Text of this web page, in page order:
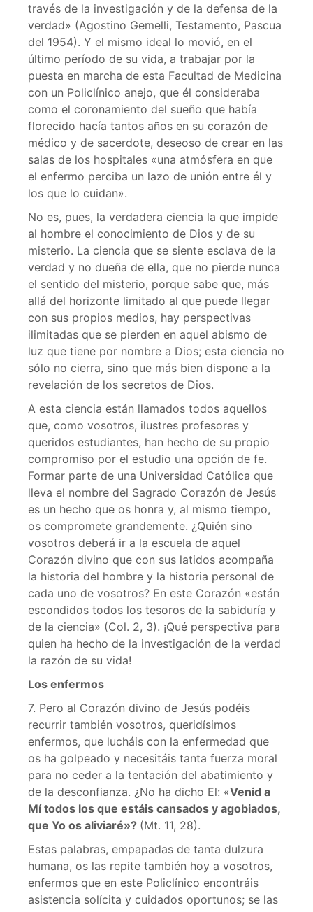
través de la investigación y de la defensa de la
verdad» (Agostino Gemelli, Testamento, Pascua
del 1954). Y el mismo ideal lo movió, en el
último período de su vida, a trabajar por la
puesta en marcha de esta Facultad de Medicina
con un Policlínico anejo, que él consideraba
como el coronamiento del sueño que había
florecido hacía tantos años en su corazón de
médico y de sacerdote, deseoso de crear en las
salas de los hospitales «una atmósfera en que
el enfermo perciba un lazo de unión entre él y
los que lo cuidan».
No es, pues, la verdadera ciencia la que impide
al hombre el conocimiento de Dios y de su
misterio. La ciencia que se siente esclava de la
verdad y no dueña de ella, que no pierde nunca
el sentido del misterio, porque sabe que, más
allá del horizonte limitado al que puede llegar
con sus propios medios, hay perspectivas
ilimitadas que se pierden en aquel abismo de
luz que tiene por nombre a Dios; esta ciencia no
sólo no cierra, sino que más bien dispone a la
revelación de los secretos de Dios.
A esta ciencia están llamados todos aquellos
que, como vosotros, ilustres profesores y
queridos estudiantes, han hecho de su propio
compromiso por el estudio una opción de fe.
Formar parte de una Universidad Católica que
lleva el nombre del Sagrado Corazón de Jesús
es un hecho que os honra y, al mismo tiempo,
os compromete grandemente. ¿Quién sino
vosotros deberá ir a la escuela de aquel
Corazón divino que con sus latidos acompaña
la historia del hombre y la historia personal de
cada uno de vosotros? En este Corazón «están
escondidos todos los tesoros de la sabiduría y
de la ciencia» (Col. 2, 3). ¡Qué perspectiva para
quien ha hecho de la investigación de la verdad
la razón de su vida!
Los enfermos
7. Pero al Corazón divino de Jesús podéis
recurrir también vosotros, queridísimos
enfermos, que lucháis con la enfermedad que
os ha golpeado y necesitáis tanta fuerza moral
para no ceder a la tentación del abatimiento y
de la desconfianza. ¿No ha dicho El: «Venid a
Mí todos los que estáis cansados y agobiados,
que Yo os aliviaré»? (Mt. 11, 28).
Estas palabras, empapadas de tanta dulzura
humana, os las repite también hoy a vosotros,
enfermos que en este Policlínico encontráis
asistencia solícita y cuidados oportunos; se las